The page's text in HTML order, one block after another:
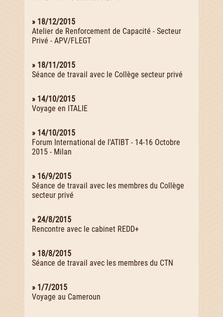
» 18/12/2015
Atelier de Renforcement de Capacité - Secteur
Privé - APV/FLEGT
» 18/11/2015
Séance de travail avec le Collège secteur privé
» 14/10/2015
Voyage en ITALIE
» 14/10/2015
Forum International de l'ATIBT - 14-16 Octobre
2015 - Milan
» 16/9/2015
Séance de travail avec les membres du Collège
secteur privé
» 24/8/2015
Rencontre avec le cabinet REDD+
» 18/8/2015
Séance de travail avec les membres du CTN
» 1/7/2015
Voyage au Cameroun